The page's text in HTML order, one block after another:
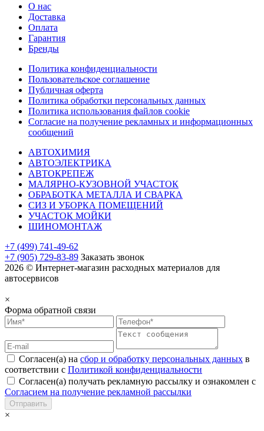
О нас
Доставка
Оплата
Гарантия
Бренды
Политика конфиденциальности
Пользовательское соглашение
Публичная оферта
Политика обработки персональных данных
Политика использования файлов cookie
Согласие на получение рекламных и информационных
сообщений
АВТОХИМИЯ
АВТОЭЛЕКТРИКА
АВТОКРЕПЕЖ
МАЛЯРНО-КУЗОВНОЙ УЧАСТОК
ОБРАБОТКА МЕТАЛЛА И СВАРКА
СИЗ И УБОРКА ПОМЕЩЕНИЙ
УЧАСТОК МОЙКИ
ШИНОМОНТАЖ
+7 (499) 741-49-62
+7 (905) 729-83-89 Заказать звонок
2026 © Интернет-магазин расходных материалов для
автосервисов
×
Форма обратной связи
Согласен(а) на сбор и обработку персональных данных в
соответствии с Политикой конфиденциальности
Согласен(а) получать рекламную рассылку и ознакомлен с
Согласием на получение рекламной рассылки
Отправить
×